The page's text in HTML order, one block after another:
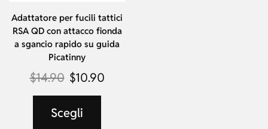
Adattatore per fucili tattici
RSA QD con attacco fionda
a sgancio rapido su guida
Picatinny
$14.90 $10.90
Scegli